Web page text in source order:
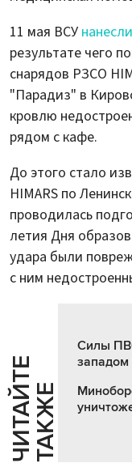
11 мая ВСУ нанесли
результате чего
снарядов РЗСО
"Парадиз" в
кровлю
рядом с кафе.
До этого стало
HIMARS по
проводилась
летия Дня
удара были
с ним
Ч
И
Т
АЙ
Т
Е
Т
А
К
ЖЕ
Силы
западом